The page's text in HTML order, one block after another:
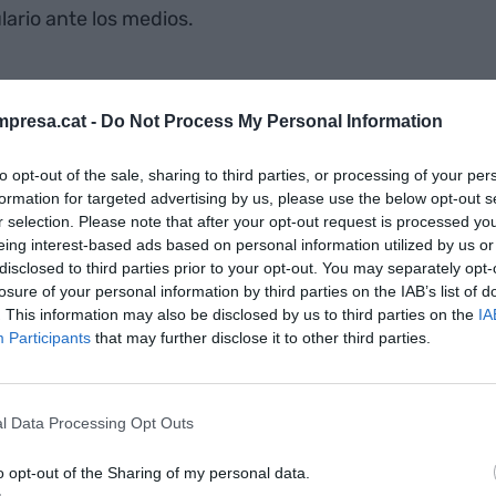
- Do Not Process My Personal Information
opt-out of the sale, sharing to third parties, or processing of your
for targeted advertising by us, please use the below opt-out
selection. Please note that after your opt-out request is processed
interest-based ads based on personal information utilized by us
to third parties prior to your opt-out. You may separately
of your personal information by third parties on the IAB’s list of
This information may also be disclosed by us to third parties on the
Participants that may further disclose it to other third parties.
Data Processing Opt Outs
opt-out of the Sharing of my personal data.
ante los medios.
español se queda solo
extraer "información cualitativa" y disponer de
antes del
la cuestión al Consejo de Ministros e impone
"Ahora estamos a tiempo para decidir si se
que "en los próximos días